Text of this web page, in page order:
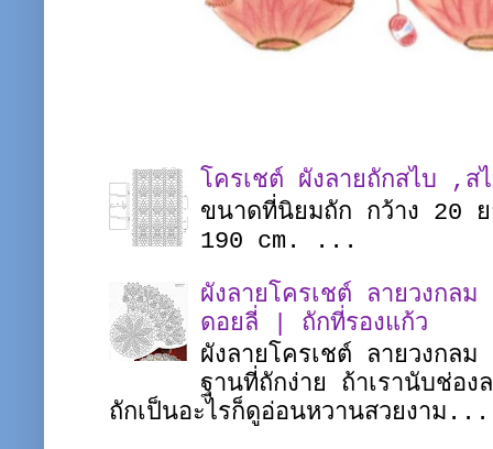
โครเชต์ ผังลายถักสไบ ,ส
ขนาดที่นิยมถัก กว้าง 20
190 cm. ...
ผังลายโครเชต์ ลายวงกล
ดอยลี่ | ถักที่รองแก้ว
ผังลายโครเชต์ ลายวงกล
ฐานที่ถักง่าย ถ้าเรานับช่อง
ถักเป็นอะไรก็ดูอ่อนหวานสวยงาม...